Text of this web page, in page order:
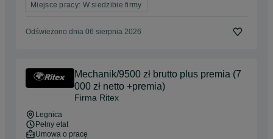
Miejsce pracy: W siedzibie firmy
Odświeżono dnia 06 sierpnia 2026
Mechanik/9500 zł brutto plus premia (7
000 zł netto +premia)
Firma Ritex
Legnica
Pełny etat
Umowa o pracę